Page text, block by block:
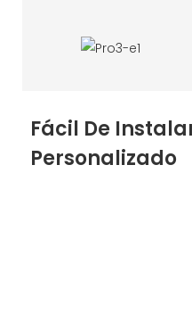
Fácil De
Personalizado